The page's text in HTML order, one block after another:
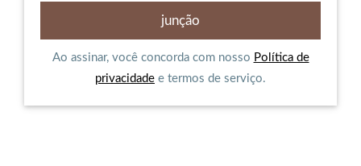
Ao assinar, você concorda com nosso Política de
privacidade e termos de serviço.